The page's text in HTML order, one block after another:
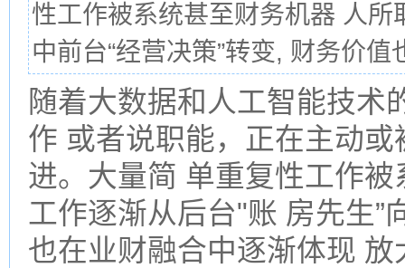
性工作被系统甚至财务机器 人所
中前台“经营决策”转变, 财务价
随着大数据和人工智能技术
作 或者说职能，正在主动
进。大量简 单重复性工作
工作逐渐从后台"账 房先生”
也在业财融合中逐渐体现 放